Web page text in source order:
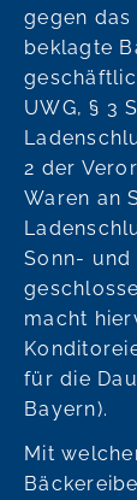
gegen das
beklagte
UWG, § 3
2 der
Waren an
Sonn- und
macht
für die
Bayern).
Mit